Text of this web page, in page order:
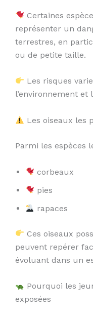
Certaines
représenter un
terrestres, en
ou de petite taille.
Les risques
l’environnement
Les oiseaux les
Parmi les espèces
corbeaux
pies
rapaces
Ces oiseaux
peuvent repérer
évoluant dans un
Pourquoi les
exposées